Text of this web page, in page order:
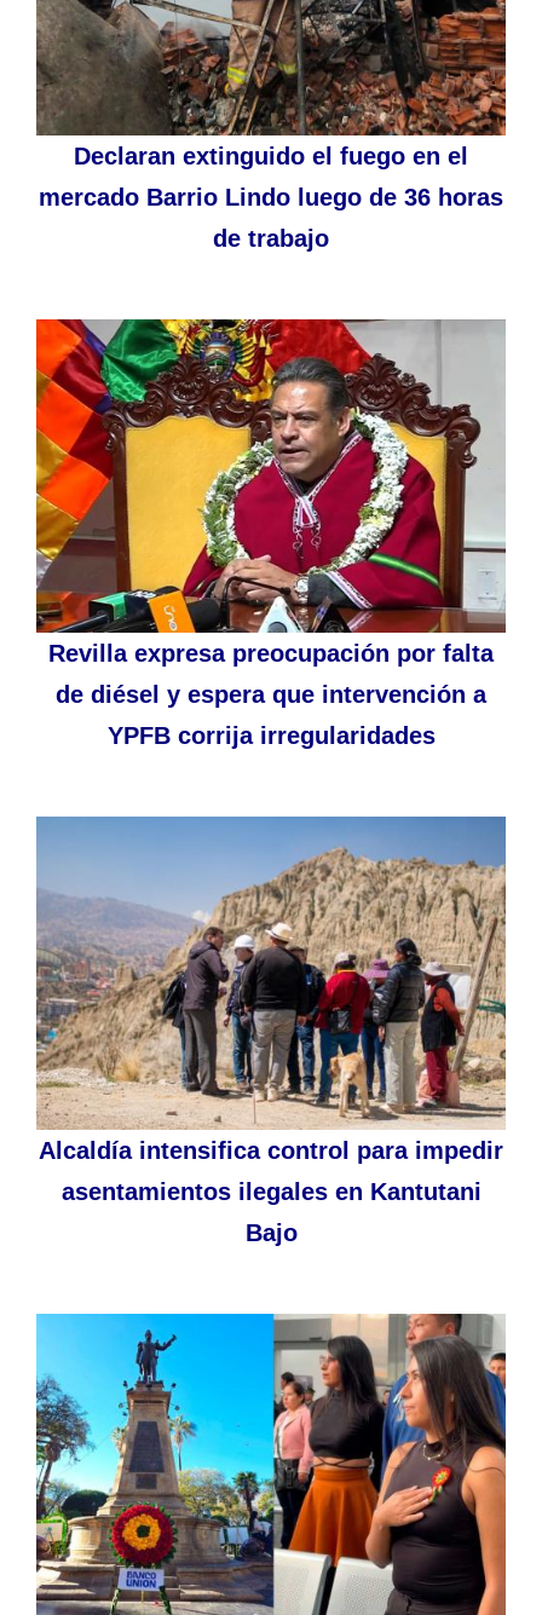
Declaran extinguido el fuego en el
mercado Barrio Lindo luego de 36 horas
de trabajo
Revilla expresa preocupación por falta
de diésel y espera que intervención a
YPFB corrija irregularidades
Alcaldía intensifica control para impedir
asentamientos ilegales en Kantutani
Bajo